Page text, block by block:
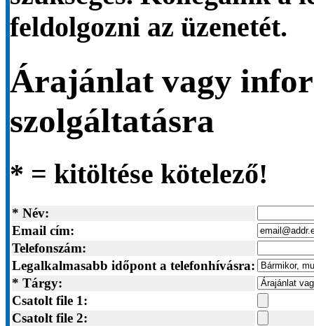
feldolgozni az üzenetét.
Árajánlat vagy
szolgáltatásra
* = kitöltése kötelező!
* Név:
Email cím:
Telefonszám:
Legalkalmasabb időpont a telefonhívásra:
* Tárgy:
Csatolt file 1:
Csatolt file 2: